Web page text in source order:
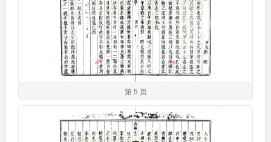
第 5 页